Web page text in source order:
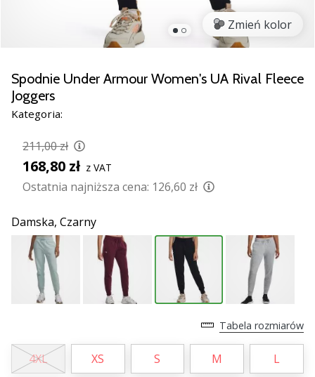
wszystkie
artykuły
Zmień kolor
Spodnie Under Armour Women's UA Rival Fleece
Joggers
Kategoria:
211,00 zł
168,80 zł z VAT
Ostatnia najniższa cena: 126,60 zł
Damska, Czarny
Tabela rozmiarów
4XL XS S M L